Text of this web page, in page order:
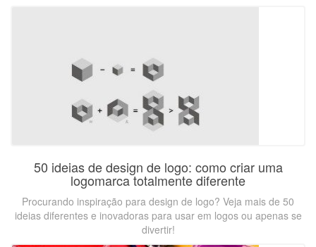
50 ideias de design de logo: como criar uma
logomarca totalmente diferente
Procurando inspiração para design de logo? Veja mais de 50
ideias diferentes e inovadoras para usar em logos ou apenas se
divertir!